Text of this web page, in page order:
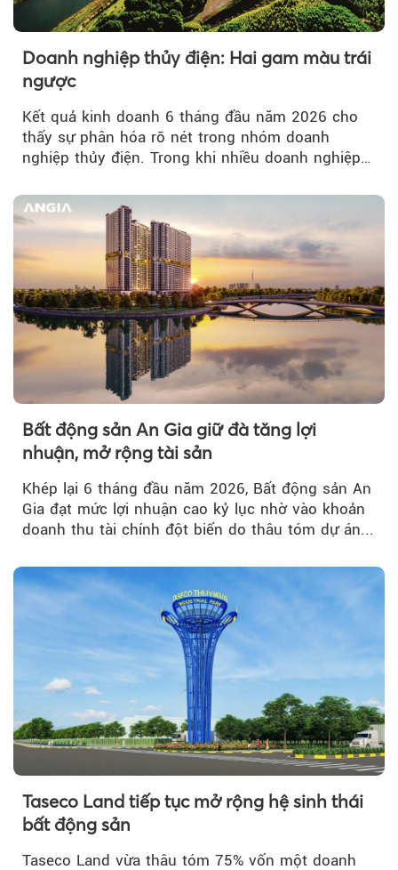
Doanh nghiệp thủy điện: Hai gam màu trái
ngược
Kết quả kinh doanh 6 tháng đầu năm 2026 cho
thấy sự phân hóa rõ nét trong nhóm doanh
nghiệp thủy điện. Trong khi nhiều doanh nghiệp
Bất động sản An Gia giữ đà tăng lợi
nhuận, mở rộng tài sản
Khép lại 6 tháng đầu năm 2026, Bất động sản An
Gia đạt mức lợi nhuận cao kỷ lục nhờ vào khoản
doanh thu tài chính đột biến do thâu tóm dự án...
Taseco Land tiếp tục mở rộng hệ sinh thái
bất động sản
Taseco Land vừa thâu tóm 75% vốn một doanh